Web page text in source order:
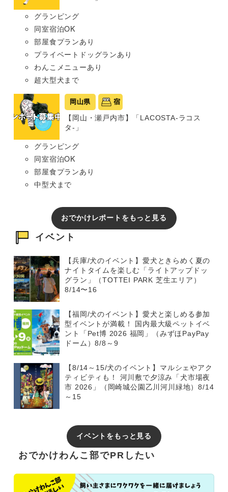
グランピング
同室宿泊OK
部屋食プランあり
プライベートドッグランあり
わんこメニューあり
超大型犬まで
岡山県 宿
【岡山・瀬戸内市】「LACOSTA-ラコス
タ-」
グランピング
同室宿泊OK
部屋食プランあり
中型犬まで
おでかけレポートをもっと見る
イベント
【兵庫/犬のイベント】愛犬ときらめく夏の
ナイトタイムを楽しむ「ライトアップドッ
グラン」（TOTTEI PARK 芝生エリア）
8/14〜16
【福岡/犬のイベント】愛犬と楽しめる参加
型イベントが満載！ 国内最大級ペットイベ
ント「Pet博 2026 福岡」（みずほPayPay
ドーム）8/8～9
【8/14～15/犬のイベント】マルシェやアク
ティビティも！ 河川敷で夕涼み「犬市場夜
市 2026」（岡崎城公園乙川河川緑地）8/14
～15
イベントをもっと見る
おでかけわんこ部でPRしたい